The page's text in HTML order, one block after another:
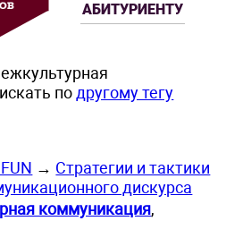
АБИТУРИЕНТУ
по другому тегу
→ Стратегии и тактики
дискурса
коммуникация,